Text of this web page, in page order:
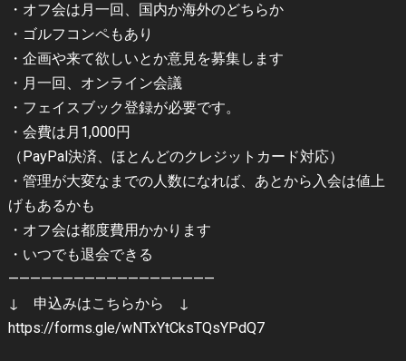
・オフ会は月一回、国内か海外のどちらか
・ゴルフコンペもあり
・企画や来て欲しいとか意見を募集します
・月一回、オンライン会議
・フェイスブック登録が必要です。
・会費は月1,000円
（PayPal決済、ほとんどのクレジットカード対応）
・管理が大変なまでの人数になれば、あとから入会は値上
げもあるかも
・オフ会は都度費用かかります
・いつでも退会できる
———————————————————
↓ 申込みはこちらから ↓
https://forms.gle/wNTxYtCksTQsYPdQ7